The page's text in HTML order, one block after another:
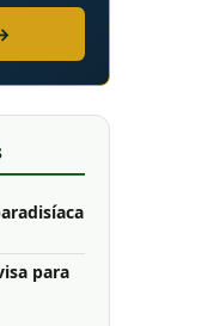
para